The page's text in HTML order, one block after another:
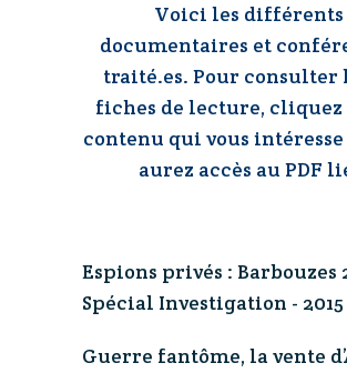
Voici les différents
documentaires et
traité.es. Pour consulter
fiches de lecture, cliquez
contenu qui vous intéresse
aurez accès au PDF
Espions privés : Barbouzes
Spécial Investigation - 2015
Guerre fantôme, la vente